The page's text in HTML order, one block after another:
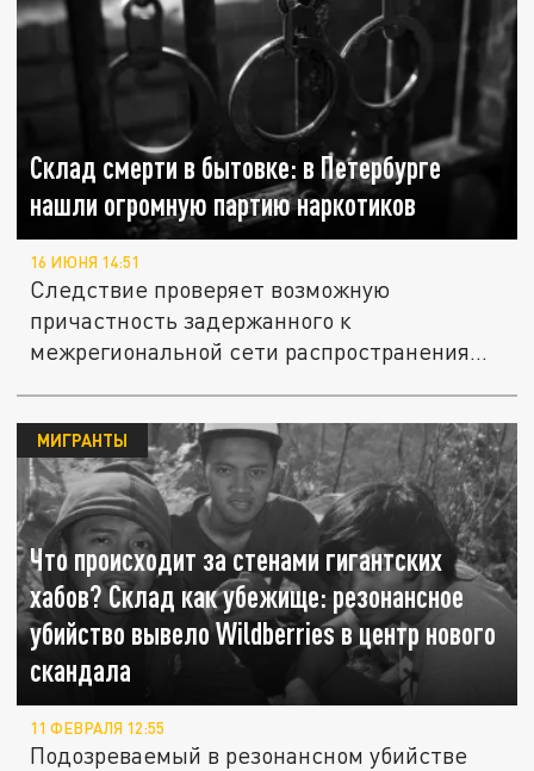
Склад смерти в бытовке: в Петербурге
нашли огромную партию наркотиков
16 ИЮНЯ 14:51
Следствие проверяет возможную
причастность задержанного к
межрегиональной сети распространения
Что происходит за стенами гигантских
хабов? Склад как убежище: резонансное
убийство вывело Wildberries в центр нового
скандала
МИГРАНТЫ
11 ФЕВРАЛЯ 12:55
Подозреваемый в резонансном убийстве